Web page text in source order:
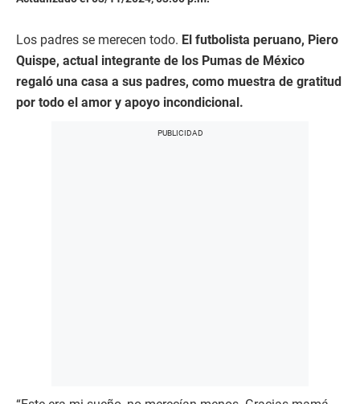
Los padres se merecen todo. El futbolista peruano, Piero
Quispe, actual integrante de los Pumas de México
regaló una casa a sus padres, como muestra de gratitud
por todo el amor y apoyo incondicional.